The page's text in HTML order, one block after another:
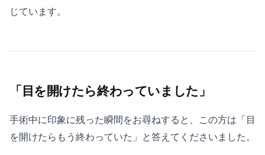
じています。
「目を開けたら終わっていました」
手術中に印象に残った瞬間をお尋ねすると、この方は「目
を開けたらもう終わっていた」と答えてくださいました。